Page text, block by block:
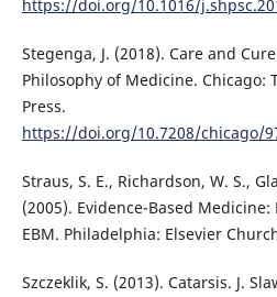
https://doi.org/10.1016/
Stegenga, J. (2018). Care and
Philosophy of Medicine. Chicago:
Press.
https://doi.org/10.7208/chicago/
Straus, S. E., Richardson, W. S.,
(2005). Evidence-Based
EBM. Philadelphia: Elsevier
Szczeklik, S. (2013). Catarsis. J.